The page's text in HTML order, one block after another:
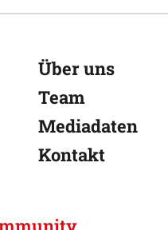
Über uns
Team
Mediadaten
Kontakt